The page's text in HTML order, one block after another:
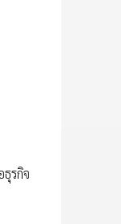
รกิจ